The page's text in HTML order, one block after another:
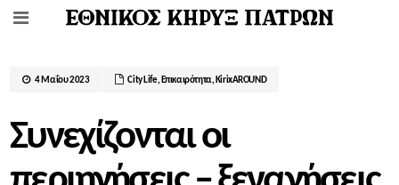
4 Μαΐου 2023 City Life, Επικαιρότητα, ΚirixAROUND
Συνεχίζονται οι